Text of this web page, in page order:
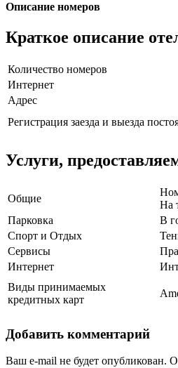
Описание номеров
Краткое описание
Количество номеров
Интернет
Адрес
Регистрация заезда и выезда
Услуги,
Общие
На
Парковка
В
Спорт и Отдых
Сервисы
Интернет
Виды принимаемых
кредитных карт
Добавить комментарий
Ваш e-mail не будет опубликован.